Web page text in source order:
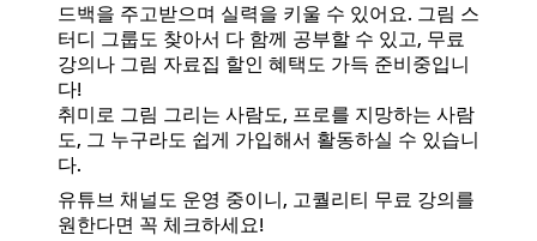
드백을 주고받으며 실력을 키울 수 있어요. 그림 스
터디 그룹도 찾아서 다 함께 공부할 수 있고, 무료
강의나 그림 자료집 할인 혜택도 가득 준비중입니
다!
취미로 그림 그리는 사람도, 프로를 지망하는 사람
도, 그 누구라도 쉽게 가입해서 활동하실 수 있습니
다.
유튜브 채널도 운영 중이니, 고퀄리티 무료 강의를
원한다면 꼭 체크하세요!